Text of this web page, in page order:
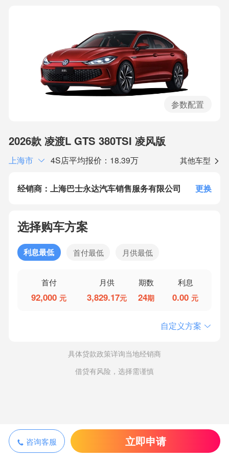
参数配置
2026款 凌渡L GTS 380TSI 凌风版
上海市 4S店平均报价：18.39万 其他车型
经销商：上海巴士永达汽车销售服务有限公司 更换
选择购车方案
利息最低 首付最低 月供最低
首付
92,000 元
月供
3,829.17元
期数
24期
利息
0.00 元
自定义方案
具体贷款政策详询当地经销商
借贷有风险，选择需谨慎
咨询客服 立即申请